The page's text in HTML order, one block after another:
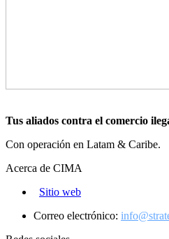
Tus aliados contra el comercio
Con operación en Latam & Caribe.
Acerca de CIMA
Sitio web
Correo electrónico: